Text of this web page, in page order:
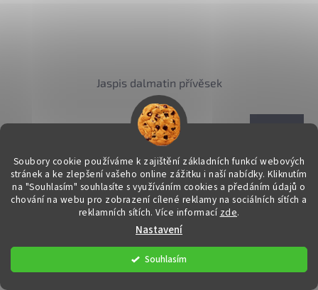
Soubory cookie používáme k zajištění základních funkcí webových
stránek a ke zlepšení vašeho online zážitku i naší nabídky. Kliknutím
na "Souhlasím" souhlasíte s využíváním cookies a předáním údajů o
chování na webu pro zobrazení cílené reklamy na sociálních sítích a
reklamních sítích. Více informací zde.
Nastavení
Souhlasím
Jaspis dalmatin přívěsek
Štěstí - Hravost - Positivita
O
v
l
á
d
a
28položek celkem
Odebírat newsletter